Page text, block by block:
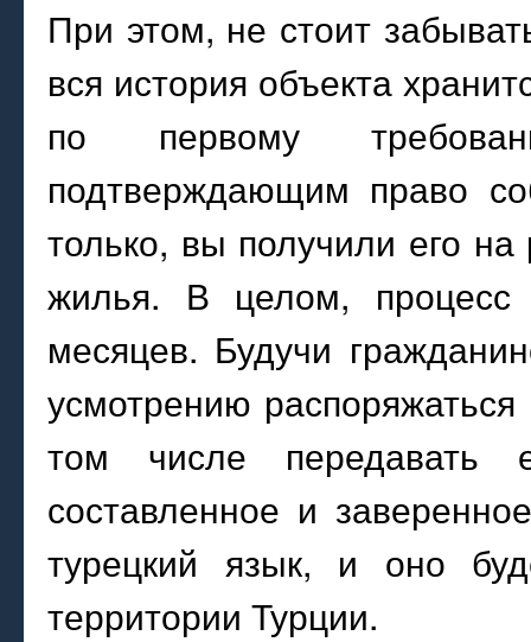
При этом, не стоит
вся история объекта
по первому
подтверждающим право
только, вы получили его
жилья. В целом,
месяцев. Будучи
усмотрению
том числе передавать
составленное и
турецкий язык, и оно
территории Турции.